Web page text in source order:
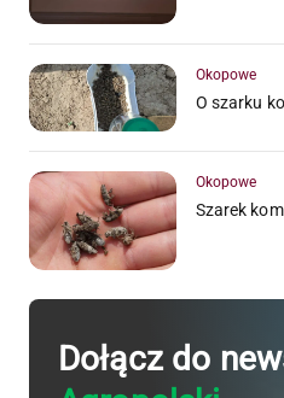
Okopowe
O szarku
Okopowe
Szarek
Dołącz do